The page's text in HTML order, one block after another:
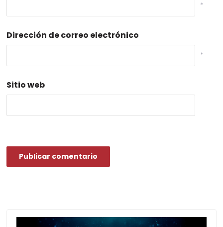
*
Dirección de correo electrónico
*
Sitio web